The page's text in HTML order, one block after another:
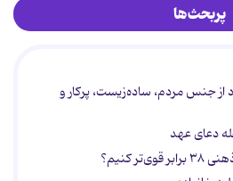
پربحث‌ها
جنس مردم، ساده‌زیست، پرکار و
دعای عهد
کنیم؟